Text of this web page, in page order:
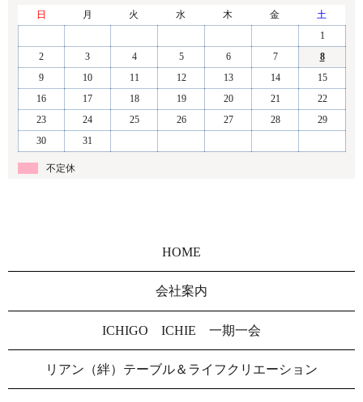
日
月 火 水 木 金
土
1
2
3 4 5 6 7
8
9
10 11 12 13 14
15
16
17 18 19 20 21
22
23
24 25 26 27 28
29
30
31
不定休
HOME
会社案内
ICHIGO ICHIE 一期一会
リアン（絆）テーブル＆ライフクリエーション